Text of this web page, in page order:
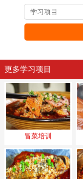
更多学习项目
冒菜培训